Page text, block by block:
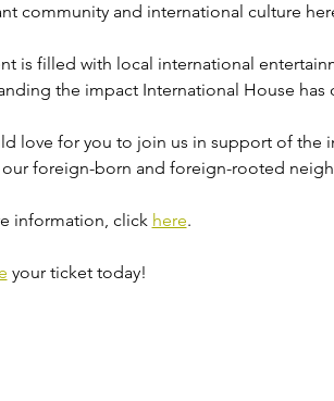
community and international culture
is filled with local international
the impact International House
love for you to join us in support of the
foreign-born and foreign-rooted
information, click here.
your ticket today!